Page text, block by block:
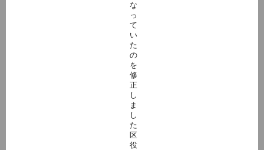
な
っ
て
い
た
の
を
修
正
し
ま
し
た
区
役